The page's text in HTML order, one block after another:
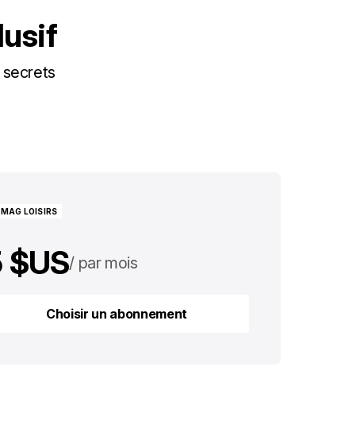
secrets
MAG LOISIRS
$US par mois
50 $US par an
Choisir un abonnement